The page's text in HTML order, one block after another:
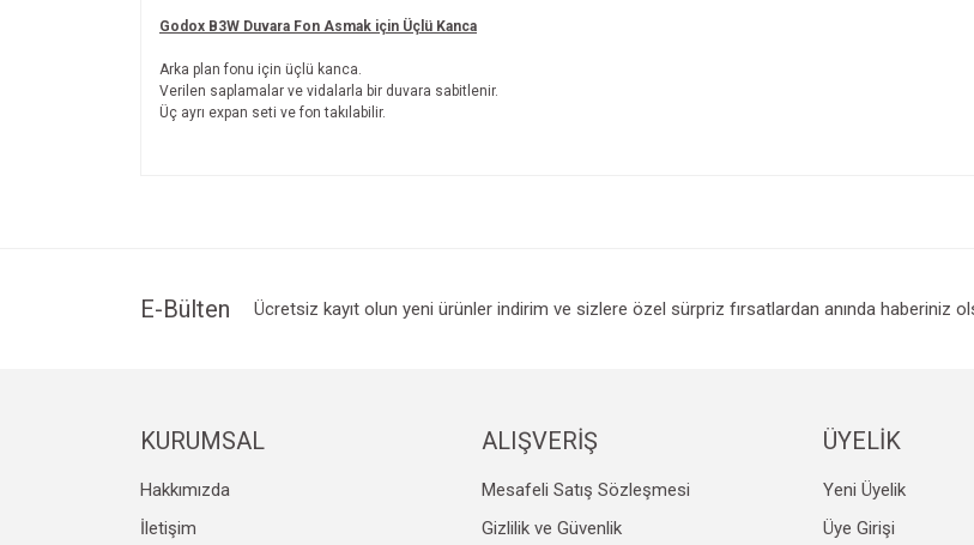
Godox B3W Duvara Fon Asmak için Üçlü Kanca
Arka plan fonu için üçlü kanca.
Verilen saplamalar ve vidalarla bir duvara sabitlenir.
Üç ayrı expan seti ve fon takılabilir.
Ürün bilgilerinde hatalar bulunuyor.
Gönder
E-Bülten Ücretsiz kayıt olun yeni ürünler indirim ve sizlere özel sürpriz fırsatlardan anında haberiniz
KURUMSAL
Hakkımızda
İletişim
ALIŞVERİŞ
Mesafeli Satış Sözleşmesi
Gizlilik ve Güvenlik
ÜYELİK
Yeni Üyelik
Üye Girişi